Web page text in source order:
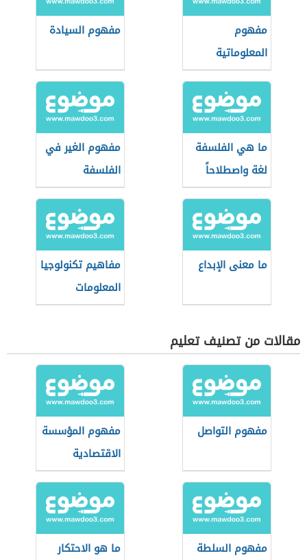
مفهوم
المعلوماتية
الحيوية
مفهوم السيادة
ما هي الفلسفة
لغة واصطلاحاً
مفهوم الغير في
الفلسفة
ما معنى الإبداع
مفاهيم تكنولوجيا
المعلومات
مقالات من تصنيف تعليم
مفهوم التواصل
مفهوم المؤسسة
الاقتصادية
مفهوم السلطة ما هو الاحتكار